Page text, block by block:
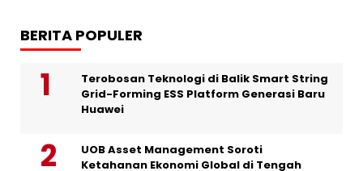
BERITA POPULER
Terobosan Teknologi di Balik Smart String
Grid-Forming ESS Platform Generasi Baru
Huawei
UOB Asset Management Soroti
Ketahanan Ekonomi Global di Tengah